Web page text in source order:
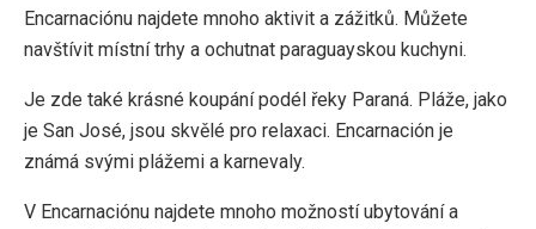
Encarnaciónu najdete mnoho aktivit a zážitků. Můžete
navštívit místní trhy a ochutnat paraguayskou kuchyni.
Je zde také krásné koupání podél řeky Paraná. Pláže, jako
je San José, jsou skvělé pro relaxaci. Encarnación je
známá svými plážemi a karnevaly.
V Encarnaciónu najdete mnoho možností ubytování a